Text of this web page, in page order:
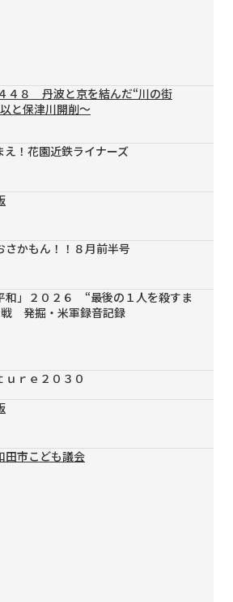
４８ 丹波と京を結んだ“川の街
と保津川開削～
え！花園近鉄ライナーズ
さかもん！！８月前半号
和」２０２６ “最後の１人を殺すま
戦 発掘・米軍録音記録
ｕｒｅ２０３０
市こども議会